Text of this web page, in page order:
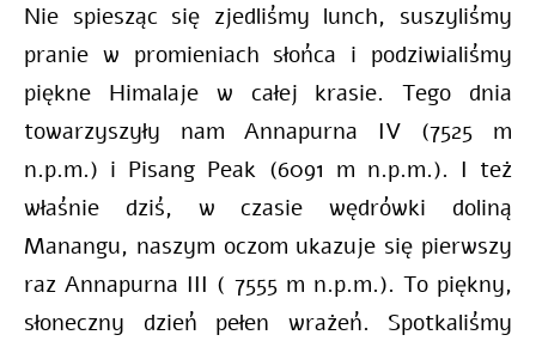
Nie spiesząc się zjedliśmy lunch, suszyliśmy
pranie w promieniach słońca i podziwialiśmy
piękne Himalaje w całej krasie. Tego dnia
towarzyszyły nam Annapurna IV (7525 m
n.p.m.) i Pisang Peak (6091 m n.p.m.). I też
właśnie dziś, w czasie wędrówki doliną
Manangu, naszym oczom ukazuje się pierwszy
raz Annapurna III ( 7555 m n.p.m.). To piękny,
słoneczny dzień pełen wrażeń. Spotkaliśmy